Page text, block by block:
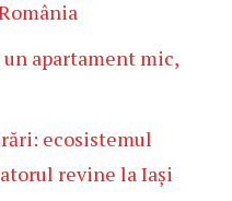
apartament mic,
ecosistemul
revine la Iași